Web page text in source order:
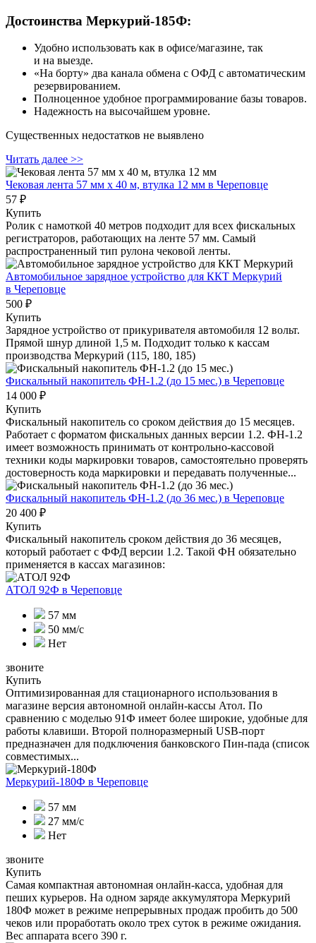
Достоинства Меркурий‑185Ф:
Удобно использовать как в офисе/магазине, так
и на выезде.
«На борту» два канала обмена с ОФД с автоматическим
резервированием.
Полноценное удобное программирование базы товаров.
Надежность на высочайшем уровне.
Существенных недостатков не выявлено
Читать далее >>
Чековая лента 57 мм x 40 м, втулка 12 мм в Череповце
57 ₽
Купить
Ролик с намоткой 40 метров подходит для всех фискальных
регистраторов, работающих на ленте 57 мм. Самый
распространенный тип рулона чековой ленты.
Автомобильное зарядное устройство для ККТ Меркурий
в Череповце
500 ₽
Купить
Зарядное устройство от прикуривателя автомобиля 12 вольт.
Прямой шнур длиной 1,5 м. Подходит только к кассам
производства Меркурий (115, 180, 185)
Фискальный накопитель ФН-1.2 (до 15 мес.) в Череповце
14 000 ₽
Купить
Фискальный накопитель cо сроком действия до 15 месяцев.
Работает с форматом фискальных данных версии 1.2. ФН-1.2
имеет возможность принимать от контрольно-кассовой
техники коды маркировки товаров, самостоятельно проверять
достоверность кода маркировки и передавать полученные...
Фискальный накопитель ФН-1.2 (до 36 мес.) в Череповце
20 400 ₽
Купить
Фискальный накопитель сроком действия до 36 месяцев,
который работает с ФФД версии 1.2. Такой ФН обязательно
применяется в кассах магазинов:
АТОЛ 92Ф в Череповце
57 мм
50 мм/с
Нет
звоните
Купить
Оптимизированная для стационарного использования в
магазине версия автономной онлайн-кассы Атол. По
сравнению с моделью 91Ф имеет более широкие, удобные для
работы клавиши. Второй полноразмерный USB-порт
предназначен для подключения банковского Пин-пада (список
совместимых...
Меркурий-180Ф в Череповце
57 мм
27 мм/с
Нет
звоните
Купить
Самая компактная автономная онлайн-касса, удобная для
пеших курьеров. На одном заряде аккумулятора Меркурий
180Ф может в режиме непрерывных продаж пробить до 500
чеков или проработать около трех суток в режиме ожидания.
Вес аппарата всего 390 г.